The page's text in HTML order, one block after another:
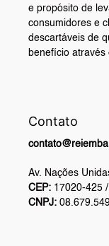
e propósito de
consumidores e
descartáveis de
benefício através
Contato
Av. Nações
CEP: 17020-425
CNPJ: